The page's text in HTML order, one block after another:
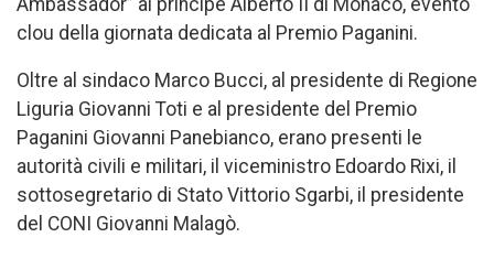
clou della giornata dedicata al Premio Paganini.
Oltre al sindaco Marco Bucci, al presidente di Regione
Liguria Giovanni Toti e al presidente del Premio
Paganini Giovanni Panebianco, erano presenti le
autorità civili e militari, il viceministro Edoardo Rixi, il
sottosegretario di Stato Vittorio Sgarbi, il presidente
del CONI Giovanni Malagò.